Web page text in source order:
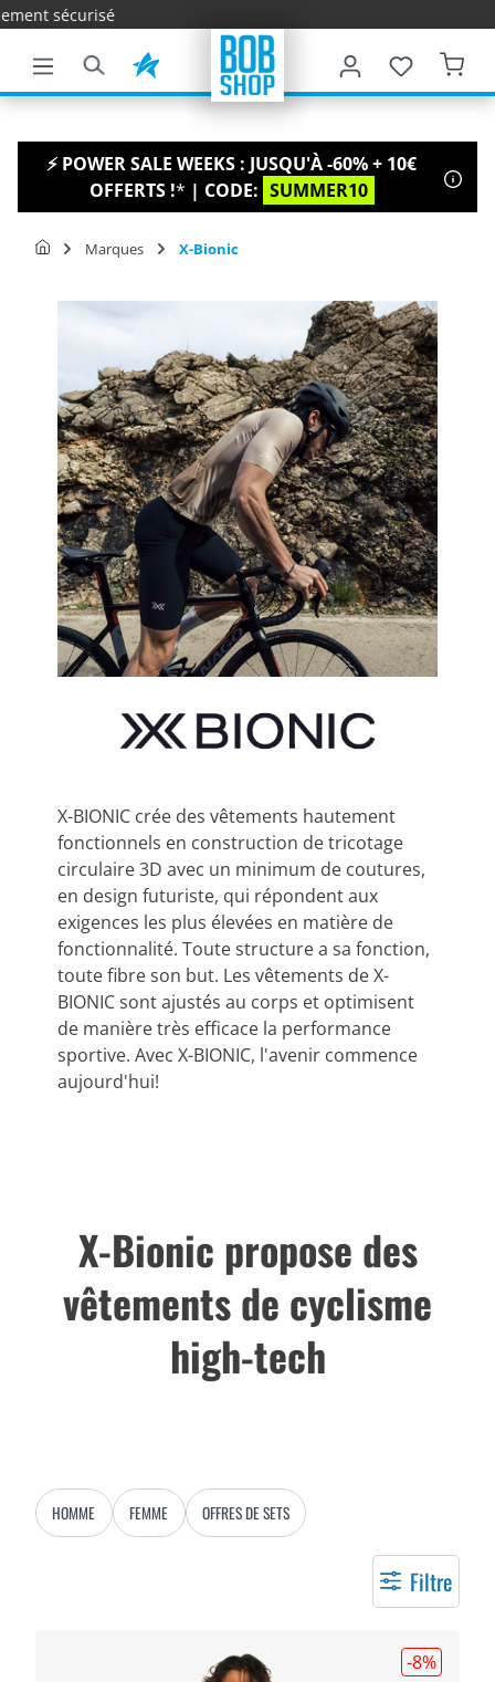
principal
⚡ POWER SALE WEEKS : JUSQU'À -60% + 10€
OFFERTS !* | CODE: SUMMER10
Marques X-Bionic
X-BIONIC crée des vêtements hautement
fonctionnels en construction de tricotage
circulaire 3D avec un minimum de coutures,
en design futuriste, qui répondent aux
exigences les plus élevées en matière de
fonctionnalité. Toute structure a sa fonction,
toute fibre son but. Les vêtements de X-
BIONIC sont ajustés au corps et optimisent
de manière très efficace la performance
sportive. Avec X-BIONIC, l'avenir commence
aujourd'hui!
X-Bionic propose des
vêtements de cyclisme
high-tech
HOMME FEMME OFFRES DE SETS
Filtre
-8%